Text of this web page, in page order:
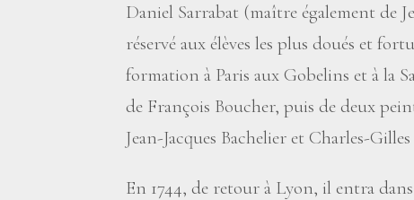
Daniel Sarrabat (maître également de
réservé aux élèves les plus doués et
formation à Paris aux Gobelins et à la
de François Boucher, puis de deux
Jean-Jacques Bachelier et Charles-
En 1744, de retour à Lyon, il entra